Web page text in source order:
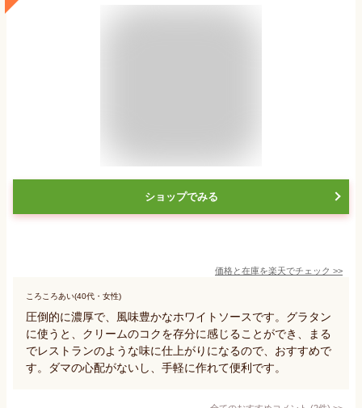
ショップでみる
価格と在庫を楽天でチェック >>
ころころあい(40代・女性)
圧倒的に濃厚で、風味豊かなホワイトソースです。グラタン
に使うと、クリームのコクを存分に感じることができ、まる
でレストランのような味に仕上がりになるので、おすすめで
す。ダマの心配がないし、手軽に作れて便利です。